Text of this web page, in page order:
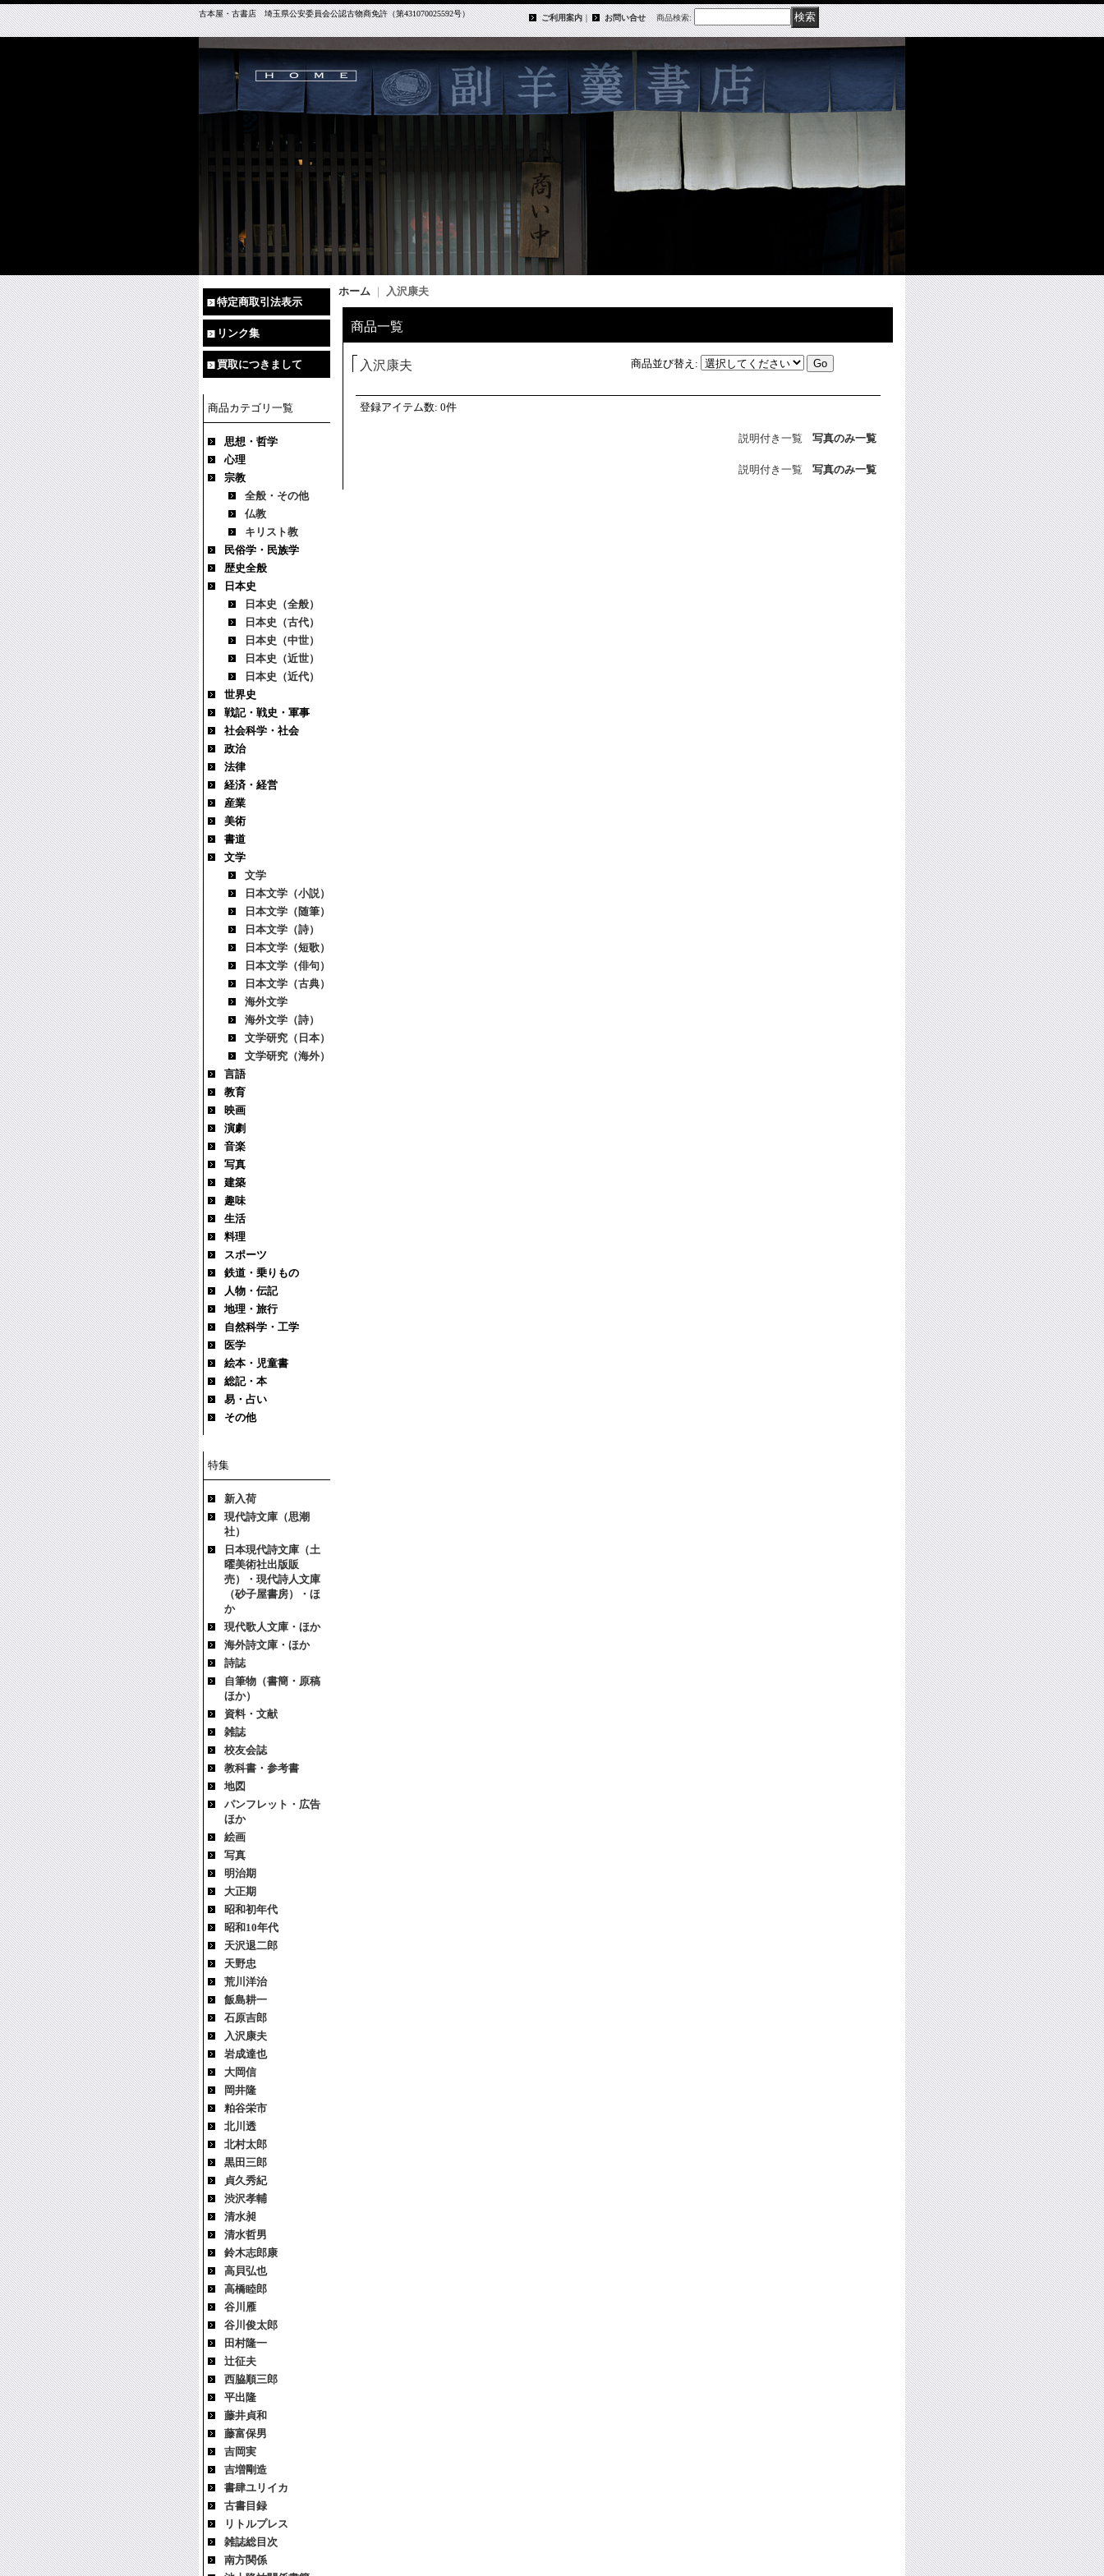
古本屋・古書店 埼玉県公安委員会公認古物商免許（第431070025592号） ご利用案内｜ お問い合せ 商品検索:
特定商取引法表示
リンク集
買取につきまして
商品カテゴリ一覧
思想・哲学
心理
宗教
全般・その他
仏教
キリスト教
民俗学・民族学
歴史全般
日本史
日本史（全般）
日本史（古代）
日本史（中世）
日本史（近世）
日本史（近代）
世界史
戦記・戦史・軍事
社会科学・社会
政治
法律
経済・経営
産業
美術
書道
文学
文学
日本文学（小説）
日本文学（随筆）
日本文学（詩）
日本文学（短歌）
日本文学（俳句）
日本文学（古典）
海外文学
海外文学（詩）
文学研究（日本）
文学研究（海外）
言語
教育
映画
演劇
音楽
写真
建築
趣味
生活
料理
スポーツ
鉄道・乗りもの
人物・伝記
地理・旅行
自然科学・工学
医学
絵本・児童書
総記・本
易・占い
その他
特集
新入荷
現代詩文庫（思潮
社）
日本現代詩文庫（土
曜美術社出版販
売）・現代詩人文庫
（砂子屋書房）・ほ
か
現代歌人文庫・ほか
海外詩文庫・ほか
詩誌
自筆物（書簡・原稿
ほか）
資料・文献
雑誌
校友会誌
教科書・参考書
地図
パンフレット・広告
ほか
絵画
写真
明治期
大正期
昭和初年代
昭和10年代
天沢退二郎
天野忠
荒川洋治
飯島耕一
石原吉郎
入沢康夫
岩成達也
大岡信
岡井隆
粕谷栄市
北川透
北村太郎
黒田三郎
貞久秀紀
渋沢孝輔
清水昶
清水哲男
鈴木志郎康
高貝弘也
高橋睦郎
谷川雁
谷川俊太郎
田村隆一
辻征夫
西脇順三郎
平出隆
藤井貞和
藤富保男
吉岡実
吉増剛造
書肆ユリイカ
古書目録
リトルプレス
雑誌総目次
南方関係
ホーム 入沢康夫
商品一覧
入沢康夫 商品並び替え :
登録アイテム数: 0件
説明付き一覧 写真のみ一覧
説明付き一覧 写真のみ一覧